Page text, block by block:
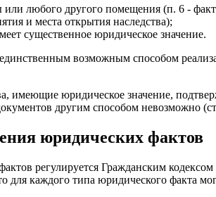
или любого другого помещения (п. 6 -
и места открытия наследства);
существенное юридическое значение.
возможным способом
имеющие юридическое значение,
другим способом невозможно
юридических фактов
регулируется Гражданским
каждого типа юридического факта